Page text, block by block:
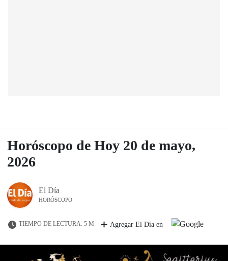
Horóscopo de Hoy 20 de mayo,
2026
El Día
HORÓSCOPO
TIEMPO DE LECTURA: 5 M Agregar El Día en